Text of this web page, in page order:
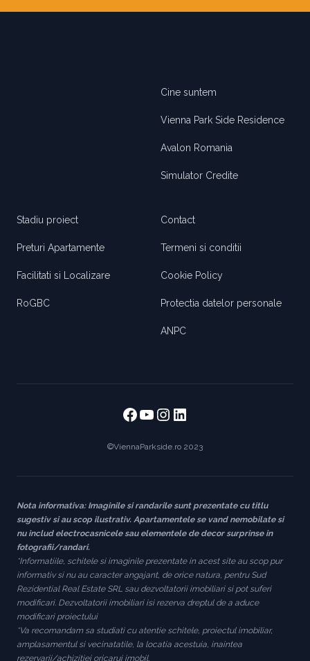
Cine suntem
Vienna Park Side Residence
Avalon Romania
Simulator Credite
Stadiu proiect
Preturi Apartamente
Facilitati si Localizare
RoGBC
Contact
Termeni si conditii
Cookie Policy
Protectia datelor personale
ANPC
Facebook
https://
https://
https://
©ViennaParkside.ro 2023
Nota informativa: Imaginile si randarile sunt prezentate cu titlu
sugestiv si au scop ilustrativ. Apartamentele se vand nemobilate si
nu includ electrocasnicele sau elementele de decor surprinse in
fotografii/randari.
*Informatiile, schitele si imaginile prezentate in acest site au scop pur
informativ si nu au caracter angajant, de orice natura, pentru Sud
Rezidential Real Estate SRL sau dezvoltatorii imobiliari si pot suferi
modificari. Dezvoltatorii imobiliari isi rezerva dreptul de a aduce
modificari proiectului
*Va recomandam sa studiati cu atentie schitele, proiectul imobiliar,
amplasamentul si vecinatatile, la locatia acestuia, inaintea
rezervarii/achizitiei oricarui imobil.